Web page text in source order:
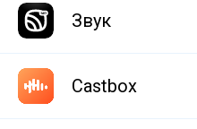
Звук
Castbox